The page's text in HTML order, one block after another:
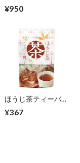
¥950
ほうじ茶ティーバッ
¥367